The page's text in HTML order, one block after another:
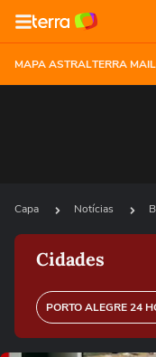
MAPA ASTRALTERRA MAIL
Capa Notícias
Cidades
PORTO ALEGRE 24